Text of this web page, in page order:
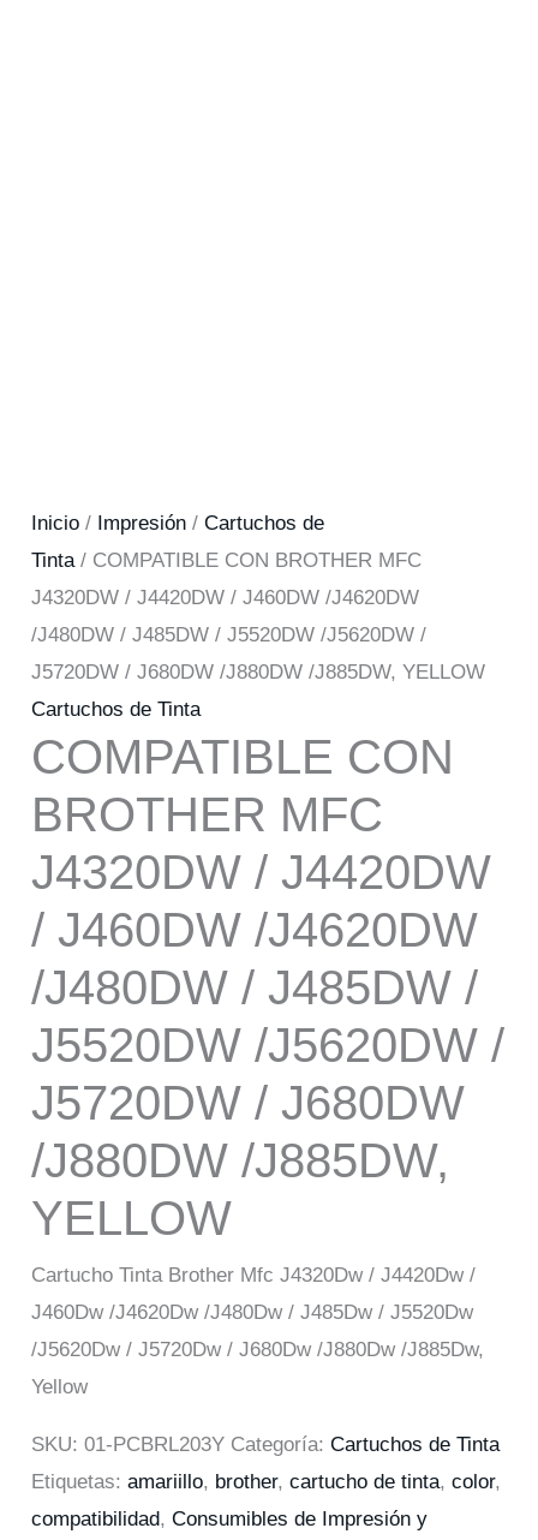
Inicio / Impresión /Cartuchos de
Tinta/ COMPATIBLE CON BROTHER MFC
J4320DW / J4420DW / J460DW /J4620DW
/J480DW / J485DW / J5520DW /J5620DW /
J5720DW / J680DW /J880DW /J885DW, YELLOW
Cartuchos de Tinta
COMPATIBLE CON
BROTHER MFC
J4320DW / J4420DW
/ J460DW /J4620DW
/J480DW / J485DW /
J5520DW /J5620DW /
J5720DW / J680DW
/J880DW /J885DW,
YELLOW
Cartucho Tinta Brother Mfc J4320Dw / J4420Dw /
J460Dw /J4620Dw /J480Dw / J485Dw / J5520Dw
/J5620Dw / J5720Dw / J680Dw /J880Dw /J885Dw,
Yellow
SKU:01-PCBRL203Y Categoría:Cartuchos de Tinta
Etiquetas:amariillo, brother,cartucho de tinta,color,
compatibilidad,Consumibles de Impresión y